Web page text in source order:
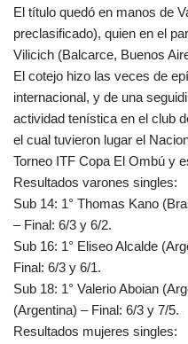
El título quedó en manos de
preclasificado), quien en el
Vilicich (Balcarce, Buenos
El cotejo hizo las veces de
internacional, y de una
actividad tenística en el club
el cual tuvieron lugar el
Torneo ITF Copa El Ombú y
Resultados varones singles:
Sub 14: 1° Thomas Kano
– Final: 6/3 y 6/2.
Sub 16: 1° Eliseo Alcalde
Final: 6/3 y 6/1.
Sub 18: 1° Valerio Aboian
(Argentina) – Final: 6/3 y 7/5.
Resultados mujeres singles: